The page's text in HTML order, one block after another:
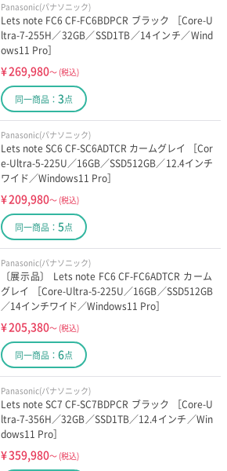
Panasonic(パナソニック)
Lets note FC6 CF-FC6BDPCR ブラック ［Core-U
ltra-7-255H／32GB／SSD1TB／14インチ／Wind
ows11 Pro］
¥269,980～ (税込)
同一商品： 3点
Panasonic(パナソニック)
Lets note SC6 CF-SC6ADTCR カームグレイ ［Cor
e-Ultra-5-225U／16GB／SSD512GB／12.4インチ
ワイド／Windows11 Pro］
¥209,980～ (税込)
同一商品： 5点
Panasonic(パナソニック)
〔展示品〕 Lets note FC6 CF-FC6ADTCR カーム
グレイ ［Core-Ultra-5-225U／16GB／SSD512GB
／14インチワイド／Windows11 Pro］
¥205,380～ (税込)
同一商品： 6点
Panasonic(パナソニック)
Lets note SC7 CF-SC7BDPCR ブラック ［Core-U
ltra-7-356H／32GB／SSD1TB／12.4インチ／Win
dows11 Pro］
¥359,980～ (税込)